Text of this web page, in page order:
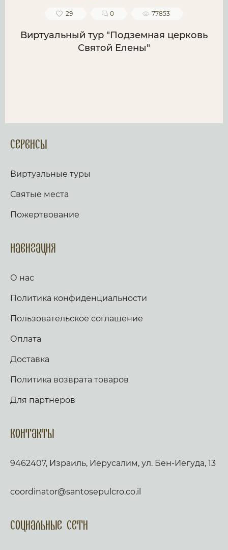
29 0 77853
Виртуальный тур "Подземная церковь
Святой Елены"
Сервисы
Виртуальные туры
Святые места
Пожертвование
Навигация
О нас
Политика конфиденциальности
Пользовательское соглашение
Оплата
Доставка
Политика возврата товаров
Для партнеров
Контакты
9462407, Израиль, Иерусалим, ул. Бен-Иегуда, 13
coordinator@santosepulcro.co.il
Социальные сети